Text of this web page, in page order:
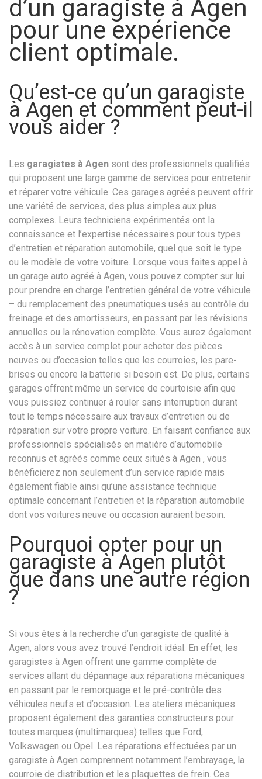
d’un garagiste à Agen
pour une expérience
client optimale.
Qu’est-ce qu’un garagiste
à Agen et comment peut-il
vous aider ?
Les garagistes à Agen sont des professionnels qualifiés
qui proposent une large gamme de services pour entretenir
et réparer votre véhicule. Ces garages agréés peuvent offrir
une variété de services, des plus simples aux plus
complexes. Leurs techniciens expérimentés ont la
connaissance et l’expertise nécessaires pour tous types
d’entretien et réparation automobile, quel que soit le type
ou le modèle de votre voiture. Lorsque vous faites appel à
un garage auto agréé à Agen, vous pouvez compter sur lui
pour prendre en charge l’entretien général de votre véhicule
– du remplacement des pneumatiques usés au contrôle du
freinage et des amortisseurs, en passant par les révisions
annuelles ou la rénovation complète. Vous aurez également
accès à un service complet pour acheter des pièces
neuves ou d’occasion telles que les courroies, les pare-
brises ou encore la batterie si besoin est. De plus, certains
garages offrent même un service de courtoisie afin que
vous puissiez continuer à rouler sans interruption durant
tout le temps nécessaire aux travaux d’entretien ou de
réparation sur votre propre voiture. En faisant confiance aux
professionnels spécialisés en matière d’automobile
reconnus et agréés comme ceux situés à Agen , vous
bénéficierez non seulement d’un service rapide mais
également fiable ainsi qu’une assistance technique
optimale concernant l’entretien et la réparation automobile
dont vos voitures neuve ou occasion auraient besoin.
Pourquoi opter pour un
garagiste à Agen plutôt
que dans une autre région
?
Si vous êtes à la recherche d’un garagiste de qualité à
Agen, alors vous avez trouvé l’endroit idéal. En effet, les
garagistes à Agen offrent une gamme complète de
services allant du dépannage aux réparations mécaniques
en passant par le remorquage et le pré-contrôle des
véhicules neufs et d’occasion. Les ateliers mécaniques
proposent également des garanties constructeurs pour
toutes marques (multimarques) telles que Ford,
Volkswagen ou Opel. Les réparations effectuées par un
garagiste à Agen comprennent notamment l’embrayage, la
courroie de distribution et les plaquettes de frein. Ces